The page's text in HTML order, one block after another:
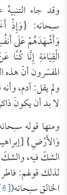
وقد جاء
سبحانه: {وَإِذْ
وَأَشْهَدَهُمْ عَلَى
المفسّرون أنّ هذه
ولم يقل: آدم،
لا بد أن يكونَ
ومنها قوله
الشكّ فيه، والشكّ
لذلك قولهم:
الخالق سبحانه([6]